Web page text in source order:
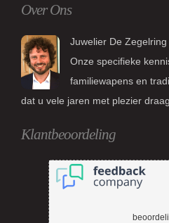
Over Ons
Juwelier De
Onze specifieke
familiewapens en
dat u vele jaren met plezier
Klantbeoordeling